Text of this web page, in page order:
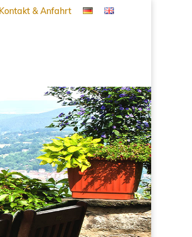
Kontakt & Anfahrt